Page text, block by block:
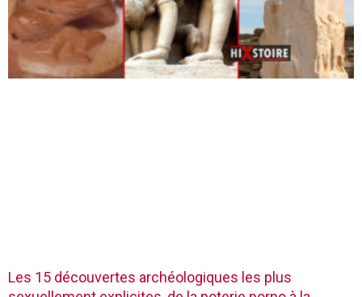
Les 15 découvertes archéologiques les plus